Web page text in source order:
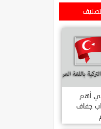
أهم
جفاف